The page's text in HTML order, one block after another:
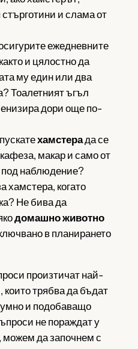
и слама от
ежедневните
и цялостно да
му един или два
Тоалетният ъгъл
дори още по-
хамстерада се
макар и само от
наблюдение?
хамстера, когато
Не бива да
домашно животно
в планирането
произтичат най-
които трябва да бъдат
и подобаващо
не пораждат у
можем да започнем с